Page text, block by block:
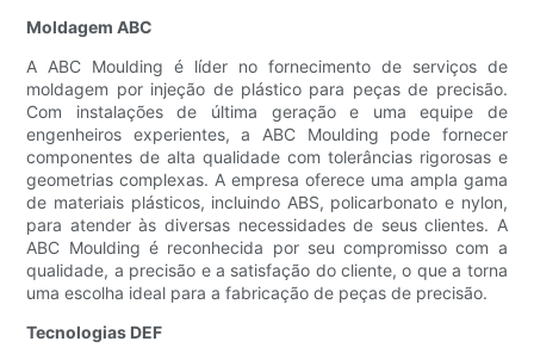
Moldagem ABC
A ABC Moulding é líder no fornecimento de serviços de
moldagem por injeção de plástico para peças de precisão.
Com instalações de última geração e uma equipe de
engenheiros experientes, a ABC Moulding pode fornecer
componentes de alta qualidade com tolerâncias rigorosas e
geometrias complexas. A empresa oferece uma ampla gama
de materiais plásticos, incluindo ABS, policarbonato e nylon,
para atender às diversas necessidades de seus clientes. A
ABC Moulding é reconhecida por seu compromisso com a
qualidade, a precisão e a satisfação do cliente, o que a torna
uma escolha ideal para a fabricação de peças de precisão.
Tecnologias DEF